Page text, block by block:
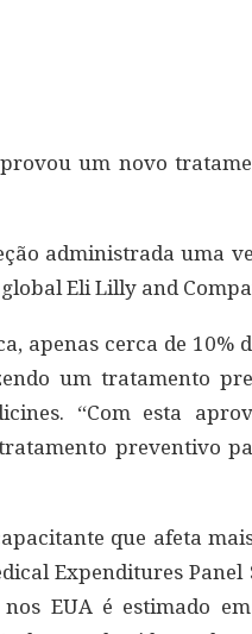
um novo
administrada uma
Eli Lilly and
apenas cerca de 10%
um tratamento
“Com esta
preventivo
que afeta
Expenditures Panel
EUA é estimado